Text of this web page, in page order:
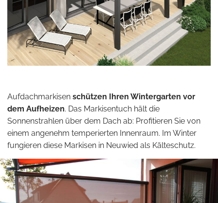
Aufdachmarkisen schützen Ihren Wintergarten vor
dem Aufheizen. Das Markisentuch hält die
Sonnenstrahlen über dem Dach ab: Profitieren Sie von
einem angenehm temperierten Innenraum. Im Winter
fungieren diese Markisen in Neuwied als Kälteschutz.